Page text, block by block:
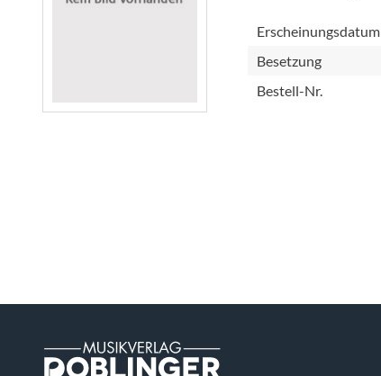
Erscheinungsdatum
Besetzung
Bestell-Nr.